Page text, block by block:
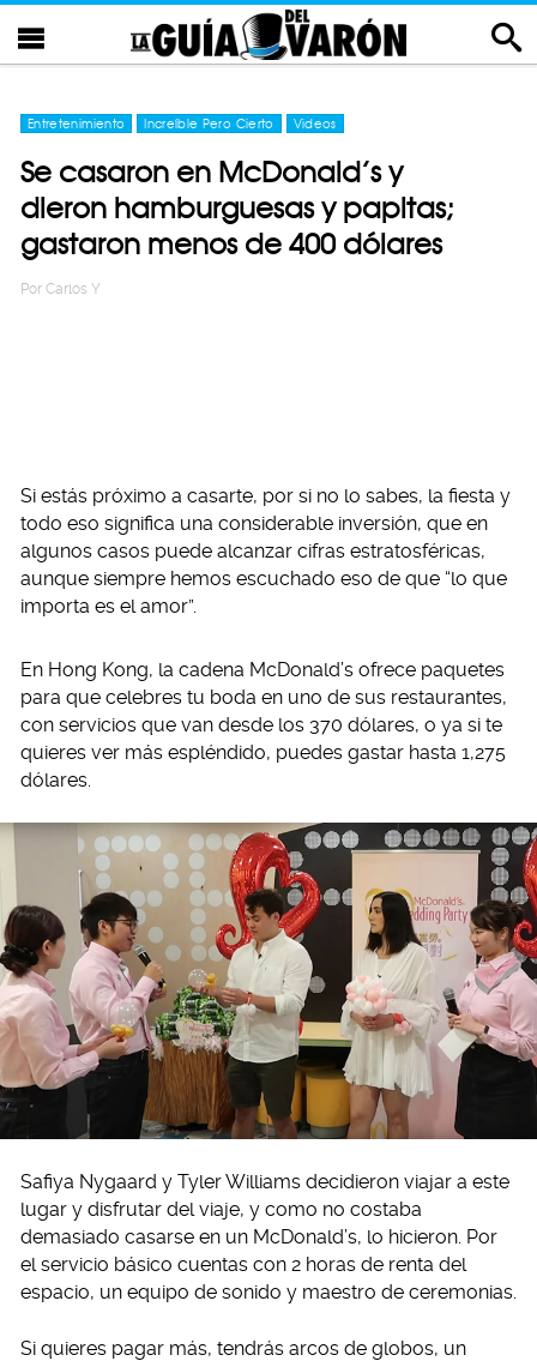
Entretenimiento Increíble Pero Cierto Videos
Se casaron en McDonald’s y
dieron hamburguesas y papitas;
gastaron menos de 400 dólares
Por Carlos Y
Si estás próximo a casarte, por si no lo sabes, la fiesta y
todo eso significa una considerable inversión, que en
algunos casos puede alcanzar cifras estratosféricas,
aunque siempre hemos escuchado eso de que “lo que
importa es el amor”.
En Hong Kong, la cadena McDonald’s ofrece paquetes
para que celebres tu boda en uno de sus restaurantes,
con servicios que van desde los 370 dólares, o ya si te
quieres ver más espléndido, puedes gastar hasta 1,275
dólares.
Safiya Nygaard y Tyler Williams decidieron viajar a este
lugar y disfrutar del viaje, y como no costaba
demasiado casarse en un McDonald’s, lo hicieron. Por
el servicio básico cuentas con 2 horas de renta del
espacio, un equipo de sonido y maestro de ceremonias.
Si quieres pagar más, tendrás arcos de globos, un